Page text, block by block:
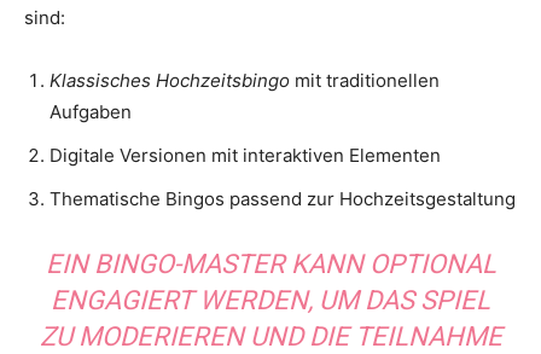
sind:
Klassisches Hochzeitsbingo mit traditionellen
Aufgaben
Digitale Versionen mit interaktiven Elementen
Thematische Bingos passend zur Hochzeitsgestaltung
EIN BINGO-MASTER KANN OPTIONAL
ENGAGIERT WERDEN, UM DAS SPIEL
ZU MODERIEREN UND DIE TEILNAHME